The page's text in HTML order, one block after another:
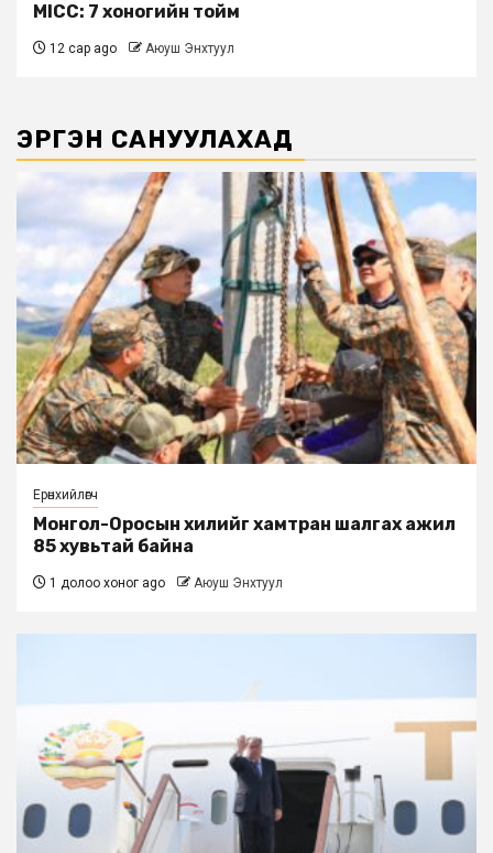
MICC: 7 хоногийн тойм
12 сар ago Аюуш Энхтуул
ЭРГЭН САНУУЛАХАД
Ерөнхийлөгч
Монгол-Оросын хилийг хамтран шалгах ажил
85 хувьтай байна
1 долоо хоног ago Аюуш Энхтуул